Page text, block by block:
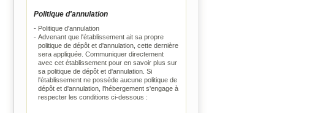
Politique d'annulation
Politique d'annulation
Advenant que l'établissement ait sa propre
politique de dépôt et d'annulation, cette dernière
sera appliquée. Communiquer directement
avec cet établissement pour en savoir plus sur
sa politique de dépôt et d'annulation. Si
l'établissement ne possède aucune politique de
dépôt et d'annulation, l'hébergement s'engage à
respecter les conditions ci-dessous :